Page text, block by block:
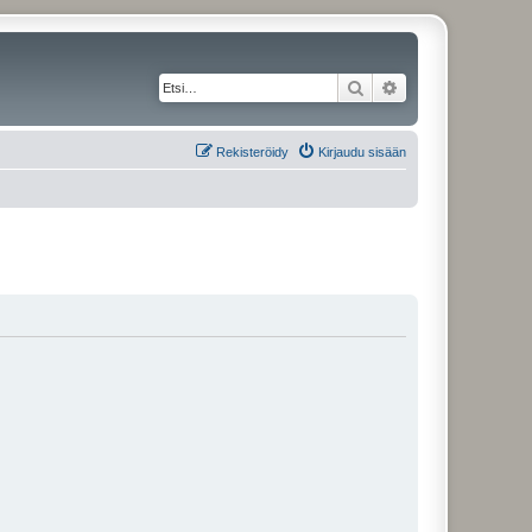
Etsi
Kirjaudu sisään
Rekisteröidy